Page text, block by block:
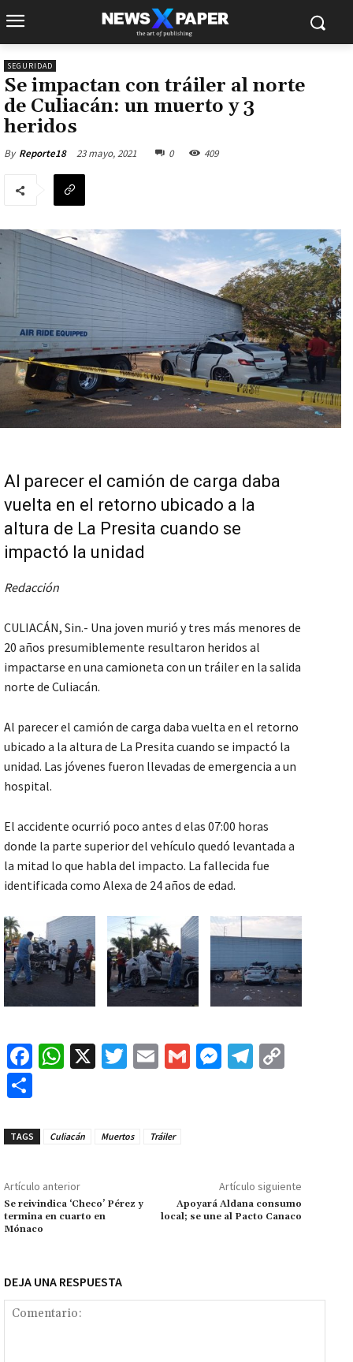
SEGURIDAD
Se impactan con tráiler al norte
de Culiacán: un muerto y 3
heridos
By Reporte18 23 mayo, 2021 0 409
Al parecer el camión de carga daba
vuelta en el retorno ubicado a la
altura de La Presita cuando se
impactó la unidad
Redacción
CULIACÁN, Sin.- Una joven murió y tres más menores de
20 años presumiblemente resultaron heridos al
impactarse en una camioneta con un tráiler en la salida
norte de Culiacán.
Al parecer el camión de carga daba vuelta en el retorno
ubicado a la altura de La Presita cuando se impactó la
unidad. Las jóvenes fueron llevadas de emergencia a un
hospital.
El accidente ocurrió poco antes d elas 07:00 horas
donde la parte superior del vehículo quedó levantada a
la mitad lo que habla del impacto. La fallecida fue
identificada como Alexa de 24 años de edad.
Fa
o
k
W
sA
p
X
T
er
E
l
G
M
r
Te
n
k
m
ar
tir
TAGS Culiacán Muertos Tráiler
Artículo anterior
Se reivindica ‘Checo’ Pérez y
termina en cuarto en
Mónaco
Artículo siguiente
Apoyará Aldana consumo
local; se une al Pacto Canaco
DEJA UNA RESPUESTA